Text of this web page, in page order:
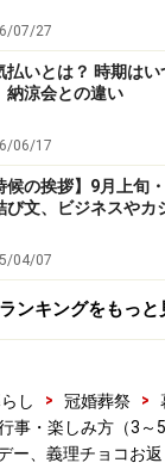
07/27
払いとは？ 時期は
納涼会との違い
06/17
候の挨拶】9月上旬
び文、ビジネスやカ
04/07
ランキングをもっと
し > 冠婚葬祭 >
事・楽しみ方（3～5
ー、義理チョコお